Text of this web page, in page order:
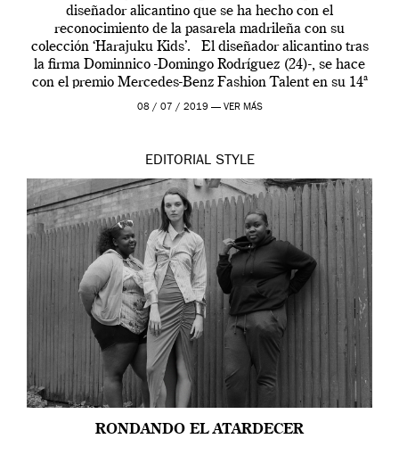
diseñador alicantino que se ha hecho con el
reconocimiento de la pasarela madrileña con su
colección ‘Harajuku Kids’. El diseñador alicantino tras
la firma Dominnico -Domingo Rodríguez (24)-, se hace
con el premio Mercedes-Benz Fashion Talent en su 14ª
edición. […]
08 / 07 / 2019 — VER MÁS
EDITORIAL STYLE
RONDANDO EL ATARDECER